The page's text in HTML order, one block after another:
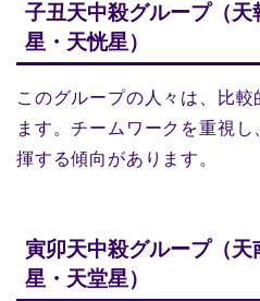
子丑天中殺グループ（
星・天恍星）
このグループの人々は、比較
ます。チームワークを重視
揮する傾向があります。
寅卯天中殺グループ（
星・天堂星）